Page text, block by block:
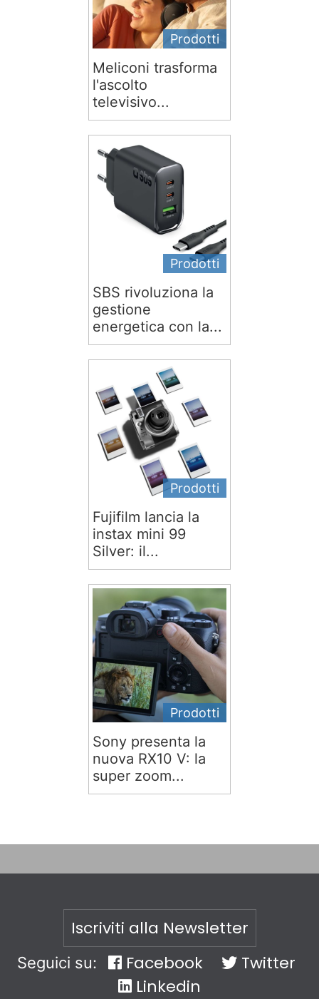
Prodotti
Meliconi trasforma
l'ascolto
televisivo...
Prodotti
SBS rivoluziona la
gestione
energetica con la...
Prodotti
Fujifilm lancia la
instax mini 99
Silver: il...
Prodotti
Sony presenta la
nuova RX10 V: la
super zoom...
Iscriviti alla Newsletter
Seguici su: Facebook
Twitter
Linkedin